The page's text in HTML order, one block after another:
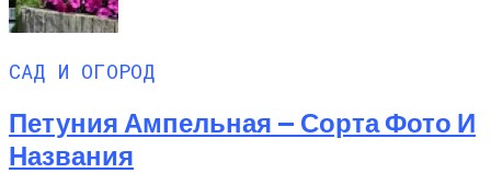
САД И ОГОРОД
Петуния Ампельная — Сорта Фото И
Названия